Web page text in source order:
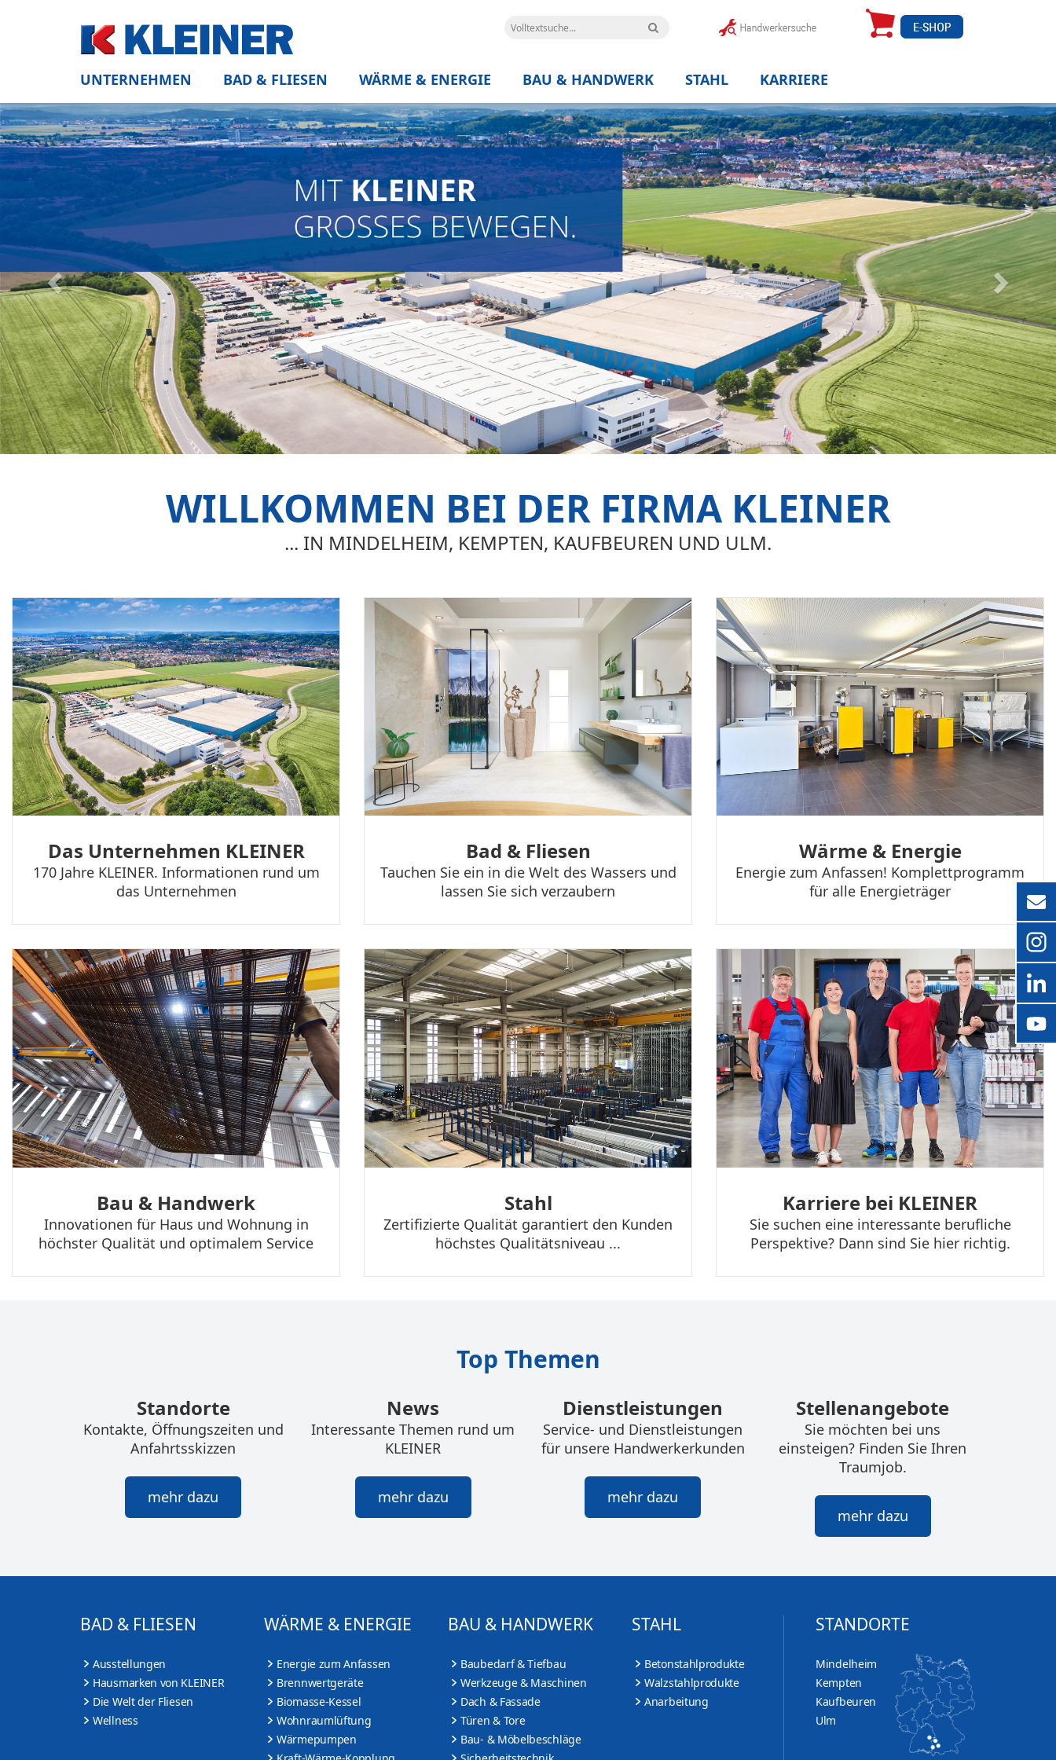
UNTERNEHMEN BAD & FLIESEN WÄRME & ENERGIE BAU & HANDWERK STAHL KARRIERE
Zurück Weiter
WILLKOMMEN BEI DER FIRMA KLEINER
... IN MINDELHEIM, KEMPTEN, KAUFBEUREN UND ULM.
Das Unternehmen KLEINER
170 Jahre KLEINER. Informationen rund um
das Unternehmen
Bad & Fliesen
Tauchen Sie ein in die Welt des Wassers und
lassen Sie sich verzaubern
Wärme & Energie
Energie zum Anfassen! Komplett­programm
für alle Energieträger
Bau & Handwerk
Innovationen für Haus und Wohnung in
höchster Qualität und optimalem Service
Stahl
Zertifizierte Qualität garantiert den Kunden
höchstes Qualitätsniveau ...
Karriere bei KLEINER
Sie suchen eine interessante berufliche
Perspektive? Dann sind Sie hier richtig.
Top Themen
Standorte
Kontakte, Öffnungszeiten und
Anfahrtsskizzen
mehr dazu
News
Interessante Themen rund um
KLEINER
mehr dazu
Dienstleistungen
Service- und Dienstleistungen
für unsere Handwerkerkunden
mehr dazu
Stellenangebote
Sie möchten bei uns
einsteigen? Finden Sie Ihren
Traumjob.
mehr dazu
BAD & FLIESEN
Ausstellungen
Hausmarken von KLEINER
Die Welt der Fliesen
Wellness
WÄRME & ENERGIE
Energie zum Anfassen
Brennwertgeräte
Biomasse-Kessel
Wohnraumlüftung
Wärmepumpen
BAU & HANDWERK
Baubedarf & Tiefbau
Werkzeuge & Maschinen
Dach & Fassade
Türen & Tore
Bau- & Möbelbeschläge
STAHL
Betonstahlprodukte
Walzstahlprodukte
Anarbeitung
STANDORTE
Mindelheim
Kempten
Kaufbeuren
Ulm